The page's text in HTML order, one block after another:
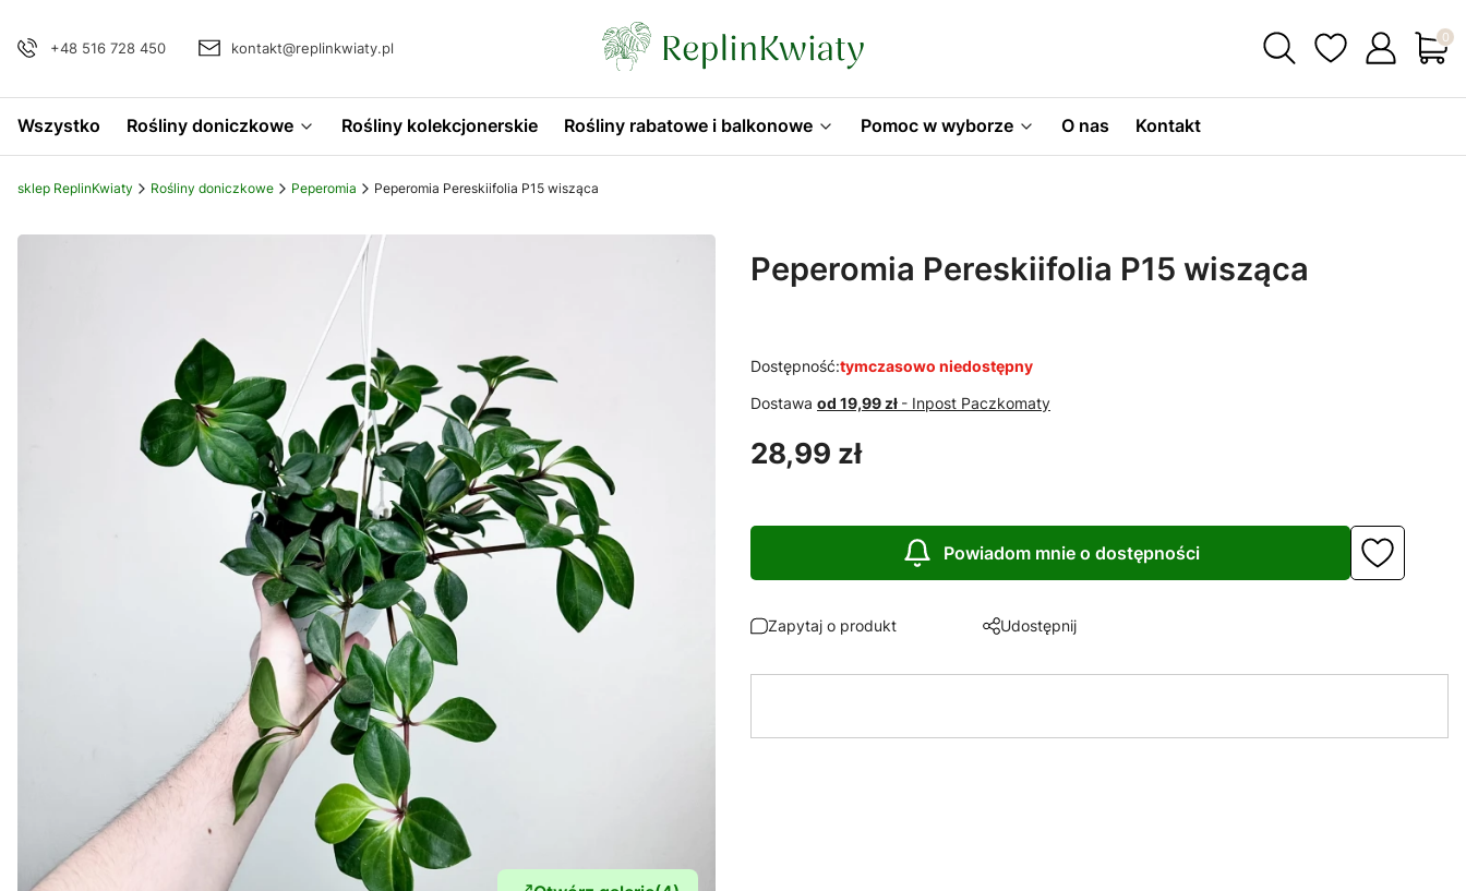
+48 516 728 450 kontakt@replinkwiaty.pl
Wszystko Rośliny doniczkowe Rośliny kolekcjonerskie Rośliny rabatowe i balkonowe Pomoc w wyborze O nas Kontakt
sklep ReplinKwiaty Rośliny doniczkowe Peperomia Peperomia Pereskiifolia P15 wisząca
Peperomia Pereskiifolia P15 wisząca
Dostępność:tymczasowo niedostępny
Dostawa od 19,99 zł - Inpost Paczkomaty
Cena
28,99 zł
Powiadom mnie o dostępności
Zapytaj o produkt Udostępnij